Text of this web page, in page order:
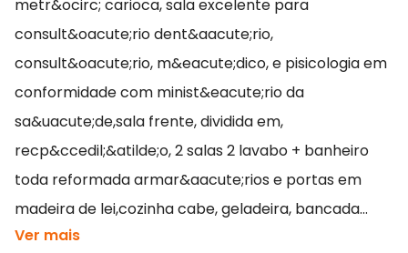
metr&ocirc; carioca, sala excelente para
consult&oacute;rio dent&aacute;rio,
consult&oacute;rio, m&eacute;dico, e pisicologia em
conformidade com minist&eacute;rio da
sa&uacute;de,sala frente, dividida em,
recp&ccedil;&atilde;o, 2 salas 2 lavabo + banheiro
toda reformada armar&aacute;rios e portas em
madeira de lei,cozinha cabe, geladeira, bancada...
Ver mais